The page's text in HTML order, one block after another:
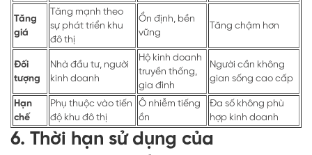
Tăng
giá
Tăng mạnh theo
sự phát triển khu
đô thị
Ổn định, bền
vững
Tăng chậm hơn
Đối
tượng
Nhà đầu tư, người
kinh doanh
Hộ kinh doanh
truyền thống,
gia đình
Người cần không
gian sống cao cấp
Hạn
chế
Phụ thuộc vào tiến
độ khu đô thị
Ô nhiễm tiếng
ồn
Đa số không phù
hợp kinh doanh
6. Thời hạn sử dụng của